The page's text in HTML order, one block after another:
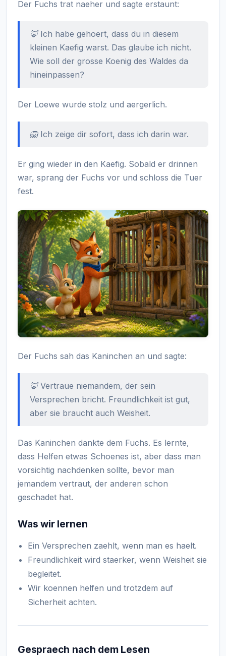
Der Fuchs trat naeher und sagte erstaunt:
🦊 Ich habe gehoert, dass du in diesem
kleinen Kaefig warst. Das glaube ich nicht.
Wie soll der grosse Koenig des Waldes da
hineinpassen?
Der Loewe wurde stolz und aergerlich.
🦁 Ich zeige dir sofort, dass ich darin war.
Er ging wieder in den Kaefig. Sobald er drinnen
war, sprang der Fuchs vor und schloss die Tuer
fest.
Der Fuchs sah das Kaninchen an und sagte:
🦊 Vertraue niemandem, der sein
Versprechen bricht. Freundlichkeit ist gut,
aber sie braucht auch Weisheit.
Das Kaninchen dankte dem Fuchs. Es lernte,
dass Helfen etwas Schoenes ist, aber dass man
vorsichtig nachdenken sollte, bevor man
jemandem vertraut, der anderen schon
geschadet hat.
Was wir lernen
Ein Versprechen zaehlt, wenn man es haelt.
Freundlichkeit wird staerker, wenn Weisheit sie
begleitet.
Wir koennen helfen und trotzdem auf
Sicherheit achten.
Gespraech nach dem Lesen